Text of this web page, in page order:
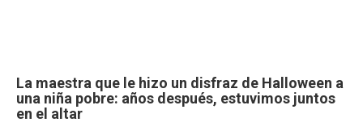
La maestra que le hizo un disfraz de Halloween a
una niña pobre: ​​años después, estuvimos juntos
en el altar